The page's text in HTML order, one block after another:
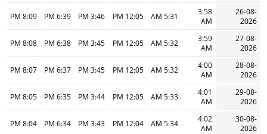
26-08-
2026
3:58
AM
5:31 AM
12:05 PM
3:46 PM
6:39 PM
8:09 PM
27-08-
2026
3:59
AM
5:32 AM
12:05 PM
3:45 PM
6:38 PM
8:08 PM
28-08-
2026
4:00
AM
5:32 AM
12:05 PM
3:45 PM
6:37 PM
8:07 PM
29-08-
2026
4:01
AM
5:33 AM
12:05 PM
3:44 PM
6:35 PM
8:05 PM
30-08-
2026
4:02
AM
5:34 AM
12:04 PM
3:43 PM
6:34 PM
8:04 PM